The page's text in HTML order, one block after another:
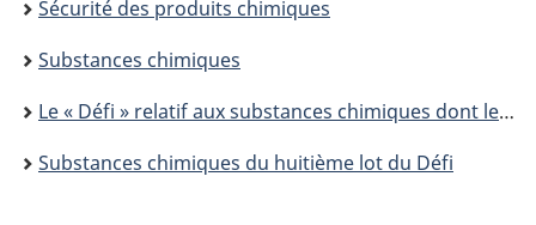
ici :
Sécurité des produits chimiques
Substances chimiques
Le « Défi » relatif aux substances chimiques dont le suivi est de priorité élevée
Substances chimiques du huitième lot du Défi